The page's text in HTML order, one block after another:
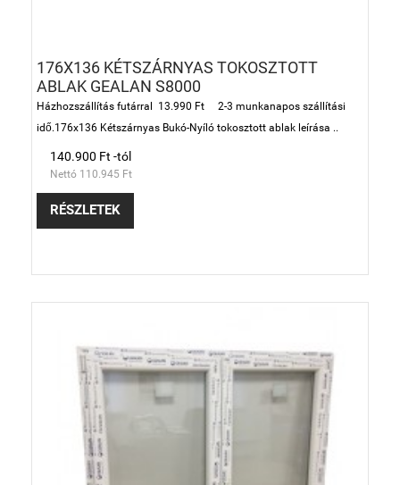
176X136 KÉTSZÁRNYAS TOKOSZTOTT
ABLAK GEALAN S8000
Házhozszállítás futárral 13.990 Ft 2-3 munkanapos szállítási
idő.176x136 Kétszárnyas Bukó-Nyíló tokosztott ablak leírása ..
140.900 Ft -tól
Nettó 110.945 Ft
RÉSZLETEK